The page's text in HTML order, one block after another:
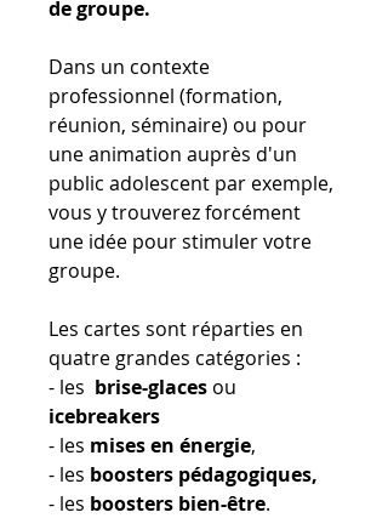
de groupe.
Dans un contexte
professionnel (formation,
réunion, séminaire) ou pour
une animation auprès d'un
public adolescent par exemple,
vous y trouverez forcément
une idée pour stimuler votre
groupe.
Les cartes sont réparties en
quatre grandes catégories :
- les brise-glaces ou
icebreakers
- les mises en énergie,
- les boosters pédagogiques,
- les boosters bien-être.